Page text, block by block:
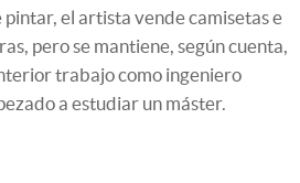
el artista vende camisetas e
pero se mantiene, según cuenta,
trabajo como ingeniero
a estudiar un máster.